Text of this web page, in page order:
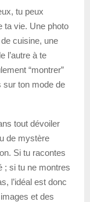
tu peux
ta vie. Une photo
cuisine, une
l’autre à te
“montrer”
sur ton mode de
tout dévoiler
de mystère
Si tu racontes
; si tu ne montres
l’idéal est donc
et des